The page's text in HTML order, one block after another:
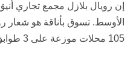
إن رويال بلازل مجمع تجاري
الأوسط. تسوق بأناقة هو شعار
105 محلات موزعة على 3 طوابق.